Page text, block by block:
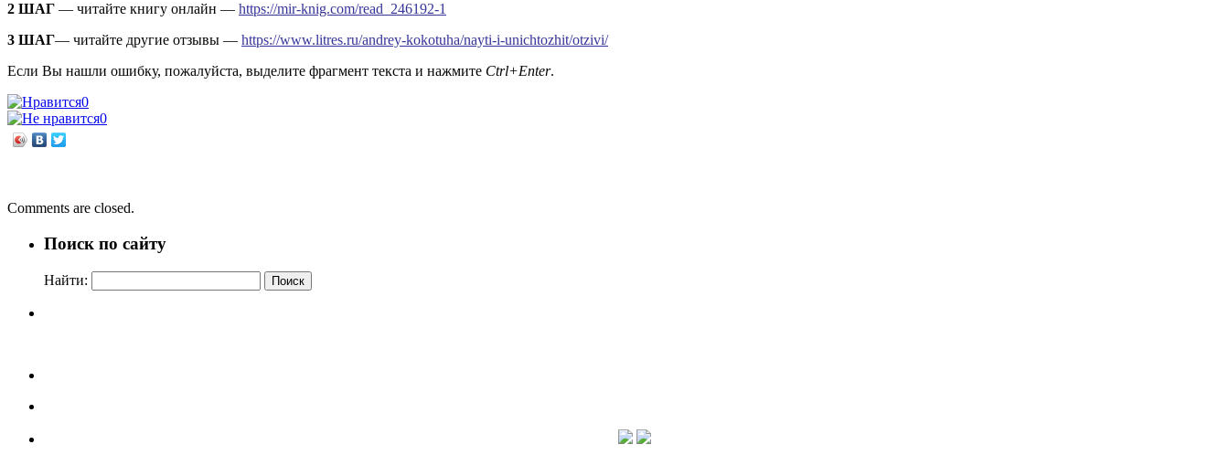
2 ШАГ — читайте книгу онлайн — https://mir-knig.com/read_246192-1
3 ШАГ— читайте другие отзывы — https://www.litres.ru/andrey-kokotuha/nayti-i-unichtozhit/otzivi/
Если Вы нашли ошибку, пожалуйста, выделите фрагмент текста и нажмите Ctrl+Enter.
0
0
Comments are closed.
Поиск по сайту
Найти: